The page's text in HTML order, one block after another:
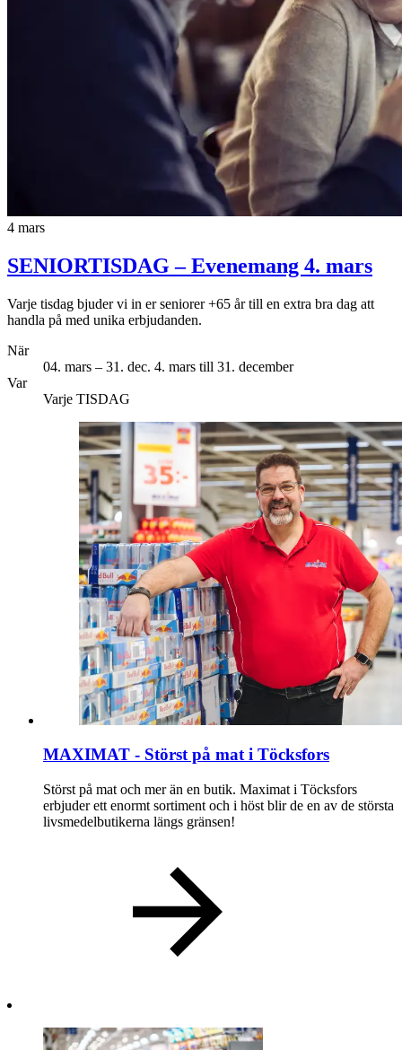
4 mars
SENIORTISDAG– Evenemang 4. mars
Varje tisdag bjuder vi in er seniorer +65 år till en extra bra dag att
handla på med unika erbjudanden.
När
04. mars – 31. dec. 4. mars till 31. december
Var
Varje TISDAG
MAXIMAT - Störst på mat i Töcksfors
Störst på mat och mer än en butik. Maximat i Töcksfors
erbjuder ett enormt sortiment och i höst blir de en av de största
livsmedelbutikerna längs gränsen!